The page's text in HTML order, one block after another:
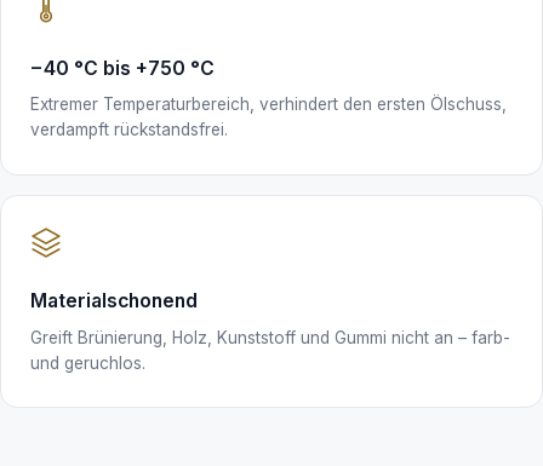
−40 °C bis +750 °C
Extremer Temperaturbereich, verhindert den ersten Ölschuss,
verdampft rückstandsfrei.
Materialschonend
Greift Brünierung, Holz, Kunststoff und Gummi nicht an – farb-
und geruchlos.